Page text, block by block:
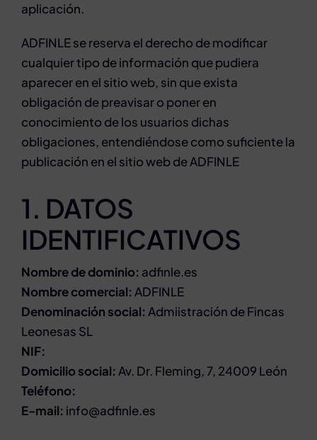
aplicación.
ADFINLE se reserva el derecho de modificar
cualquier tipo de información que pudiera
aparecer en el sitio web, sin que exista
obligación de preavisar o poner en
conocimiento de los usuarios dichas
obligaciones, entendiéndose como suficiente la
publicación en el sitio web de ADFINLE
1. DATOS
IDENTIFICATIVOS
Nombre de dominio: adfinle.es
Nombre comercial: ADFINLE
Denominación social: Admiistración de Fincas
Leonesas SL
NIF:
Domicilio social: Av. Dr. Fleming, 7, 24009 León
Teléfono:
E-mail: info@adfinle.es